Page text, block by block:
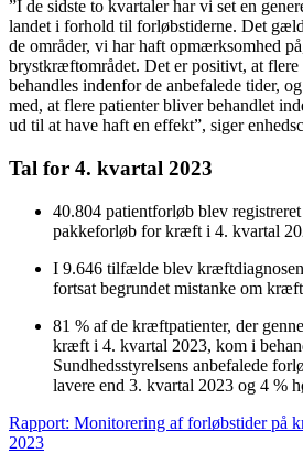
”I de sidste to kvartaler har vi set en
landet i forhold til forløbstiderne. Det
de områder, vi har haft opmærksomhed
brystkræftområdet. Det er positivt, at flere
behandles indenfor de anbefalede tider,
med, at flere patienter bliver behandlet
ud til at have haft en effekt”, siger
Tal for 4. kvartal 2023
40.804 patientforløb blev
pakkeforløb for kræft i 4. kvartal
I 9.646 tilfælde blev
fortsat begrundet mistanke om
81 % af de kræftpatienter, der
kræft i 4. kvartal 2023, kom i
Sundhedsstyrelsens anbefalede
lavere end 3. kvartal 2023 og 4 %
Rapport: Monitorering af forløbstider på
2023